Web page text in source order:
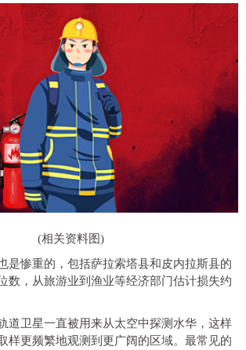
(相关资料图)
是惨重的，包括萨拉索塔县和皮内拉斯县的
数，从旅游业到渔业等经济部门估计损失约
道卫星一直被用来从太空中探测水华，这样
样更频繁地观测到更广阔的区域。最常见的